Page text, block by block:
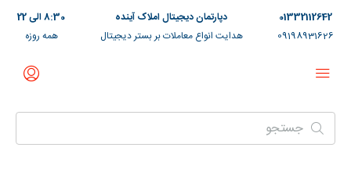
01332112642
09198931626
دپارتمان دیجیتال املاک آینده
هدایت انواع معاملات بر بستر دیجیتال
8:30 الی 22
همه روزه